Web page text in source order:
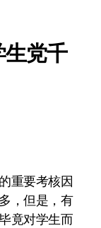
党千
，但是，有
竟对学生而